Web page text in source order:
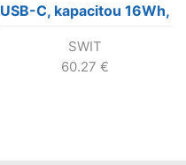
USB-C, kapacitou 16Wh,
SWIT
60.27 €